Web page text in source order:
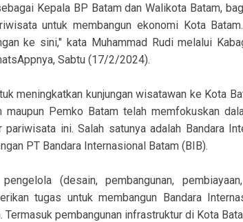
Kepala BP Batam dan Walikota Batam,
untuk membangun ekonomi Kota
ke sini," kata Muhammad Rudi melalui
Sabtu (17/2/2024).
meningkatkan kunjungan wisatawan ke Kota
maupun Pemko Batam telah memfokuskan
pariwisata ini. Salah satunya adalah Bandara
PT Bandara Internasional Batam (BIB).
(desain, pembangunan,
tugas untuk membangun Bandara
Termasuk pembangunan infrastruktur di Kota